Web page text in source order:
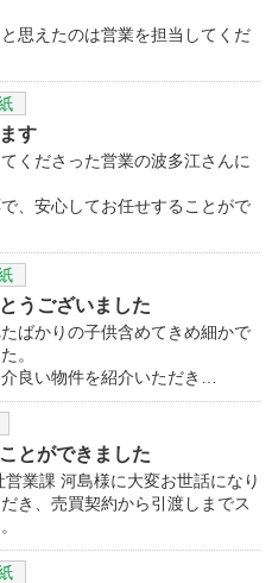
思えたのは営業を担当してくだ
す
くださった営業の波多江さんに
、安心してお任せすることがで
うございました
ばかりの子供含めてきめ細かで
。
良い物件を紹介いただき…
とができました
業課 河島様に大変お世話になり
き、売買契約から引渡しまでス